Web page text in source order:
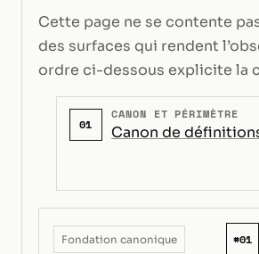
Cette page ne se contente
des surfaces qui rendent
ordre ci-dessous explicite la
01
CANON ET PÉRIMÈTRE
Canon de
Fondation canonique #01